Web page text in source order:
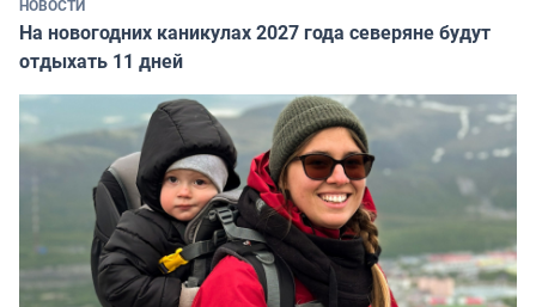
НОВОСТИ
На новогодних каникулах 2027 года северяне будут
отдыхать 11 дней